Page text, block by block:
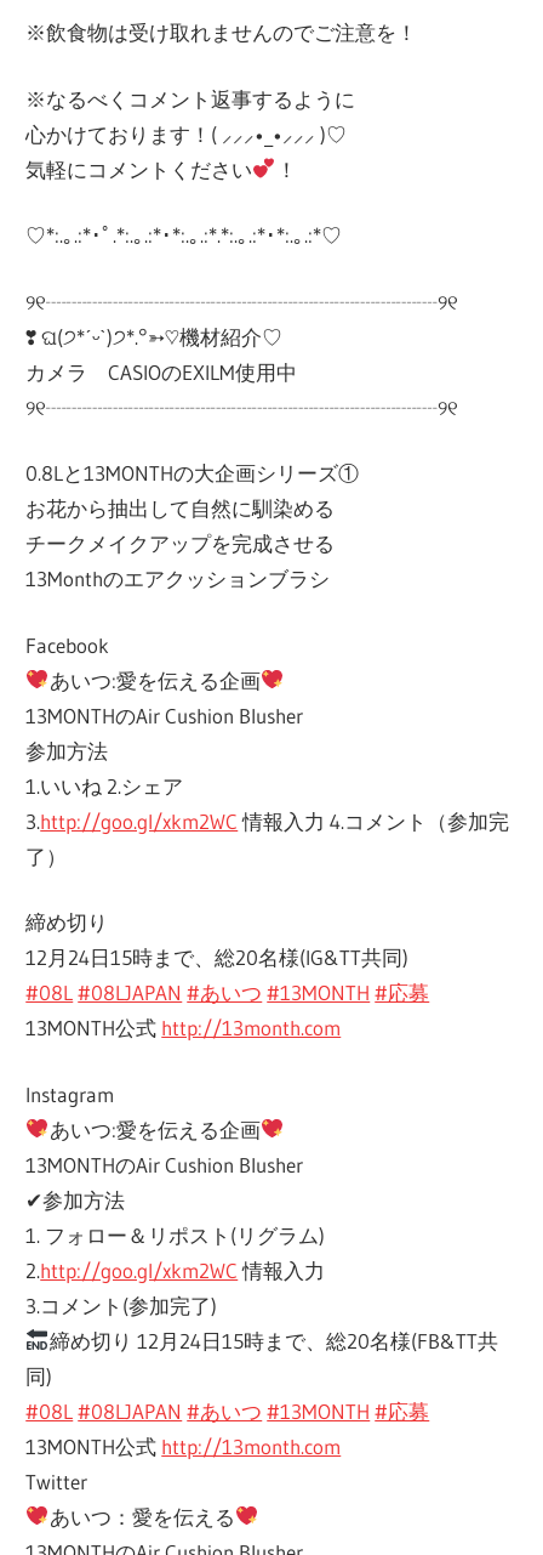
※飲食物は受け取れませんのでご注意を！
※なるべくコメント返事するように
心かけております！( ⸝⸝⸝•_•⸝⸝⸝ )♡︎
気軽にコメントください
！
♡*:.｡.:*･ﾟ.*:.｡.:*･*:.｡.:*.*:.｡.:*･*:.｡.­­­­­­­­­­­­­­:*♡
୨୧┈┈┈┈┈┈┈┈┈┈┈┈┈┈┈┈┈┈┈୨୧
❣ ଘ(੭*ˊᵕˋ)੭*.°➳♡機材紹介♡
カメラ CASIOのEXILM使用中
୨୧┈┈┈┈┈┈┈┈┈┈┈┈┈┈┈┈┈┈┈୨୧
0.8Lと13MONTHの大企画シリーズ①
お花から抽出して自然に馴染める
チークメイクアップを完成させる
13Monthのエアクッションブラシ
Facebook
あいつ:愛を伝える企画
13MONTHのAir Cushion Blusher
参加方法
1.いいね 2.シェア
3.http://goo.gl/xkm2WC情報入力 4.コメント（参加完
了）
締め切り
12月24日15時まで、総20名様(IG&TT共同)
#08L #08LJAPAN #あいつ #13MONTH #応募
13MONTH公式 http://13month.com
Instagram
あいつ:愛を伝える企画
13MONTHのAir Cushion Blusher
✔参加方法
1. フォロー＆リポスト(リグラム)
2.http://goo.gl/xkm2WC情報入力
3.コメント(参加完了)
締め切り 12月24日15時まで、総20名様(FB&TT共
同)
#08L #08LJAPAN #あいつ #13MONTH #応募
13MONTH公式 http://13month.com
Twitter
あいつ：愛を伝える